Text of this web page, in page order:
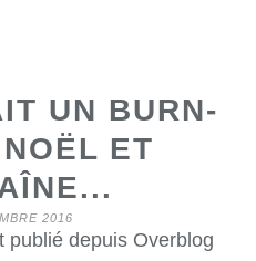
UN BURN-
ET
2016
publié depuis Overblog